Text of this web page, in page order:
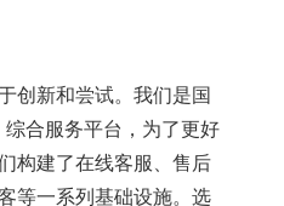
创新和尝试。我们是国
合服务平台，为了更好
构建了在线客服、售后
等一系列基础设施。选